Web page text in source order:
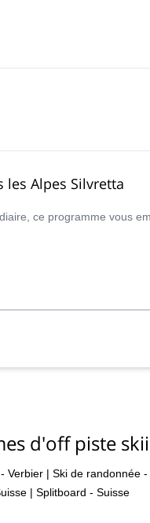
les Alpes Silvretta
ce programme vous
d'off piste
Verbier | Ski de randonnée
| Splitboard - Suisse